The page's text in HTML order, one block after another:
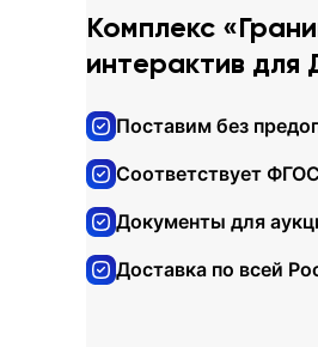
Комплекс
интерактив для
Поставим без
Соответствует ФГОС
Документы для
Доставка по всей